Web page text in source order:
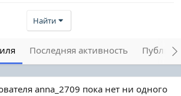
Найти
Последняя активность
anna_2709 пока нет ни одного